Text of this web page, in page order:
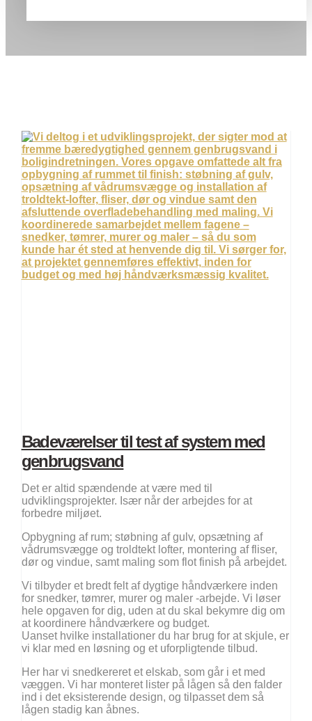
Badeværelser til test af system med
genbrugsvand​
Det er altid spændende at være med til
udviklingsprojekter. Især når der arbejdes for at
forbedre miljøet.
Opbygning af rum; støbning af gulv, opsætning af
vådrumsvægge og troldtekt lofter, montering af fliser,
dør og vindue, samt maling som flot finish på arbejdet.
Vi tilbyder et bredt felt af dygtige håndværkere inden
for snedker, tømrer, murer og maler -arbejde. Vi løser
hele opgaven for dig, uden at du skal bekymre dig om
at koordinere håndværkere og budget.
Uanset hvilke installationer du har brug for at skjule, er
vi klar med en løsning og et uforpligtende tilbud.
Her har vi snedkereret et elskab, som går i et med
væggen. Vi har monteret lister på lågen så den falder
ind i det eksisterende design, og tilpasset dem så
lågen stadig kan åbnes.